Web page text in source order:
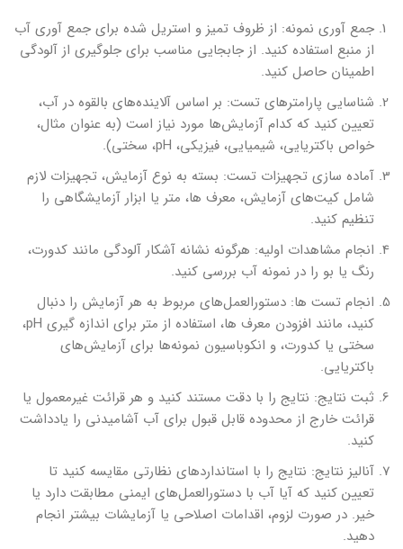
جمع آوری نمونه: از ظروف تمیز و استریل شده برای جمع آوری آب
از منبع استفاده کنید. از جابجایی مناسب برای جلوگیری از آلودگی
اطمینان حاصل کنید.
شناسایی پارامترهای تست: بر اساس آلاینده‌های بالقوه در آب،
تعیین کنید که کدام آزمایش‌ها مورد نیاز است (به عنوان مثال،
خواص باکتریایی، شیمیایی، فیزیکی، pH، سختی).
آماده سازی تجهیزات تست: بسته به نوع آزمایش، تجهیزات لازم
شامل کیت‌های آزمایش، معرف ها، متر یا ابزار آزمایشگاهی را
تنظیم کنید.
انجام مشاهدات اولیه: هرگونه نشانه آشکار آلودگی مانند کدورت،
رنگ یا بو را در نمونه آب بررسی کنید.
انجام تست ها: دستورالعمل‌های مربوط به هر آزمایش را دنبال
کنید، مانند افزودن معرف ها، استفاده از متر برای اندازه گیری pH،
سختی یا کدورت، و انکوباسیون نمونه‌ها برای آزمایش‌های
باکتریایی.
ثبت نتایج: نتایج را با دقت مستند کنید و هر قرائت غیرمعمول یا
قرائت خارج از محدوده قابل قبول برای آب آشامیدنی را یادداشت
کنید.
آنالیز نتایج: نتایج را با استانداردهای نظارتی مقایسه کنید تا
تعیین کنید که آیا آب با دستورالعمل‌های ایمنی مطابقت دارد یا
خیر. در صورت لزوم، اقدامات اصلاحی یا آزمایشات بیشتر انجام
دهید.